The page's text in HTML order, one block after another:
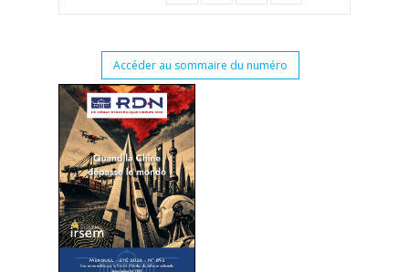
Accéder au sommaire du numéro